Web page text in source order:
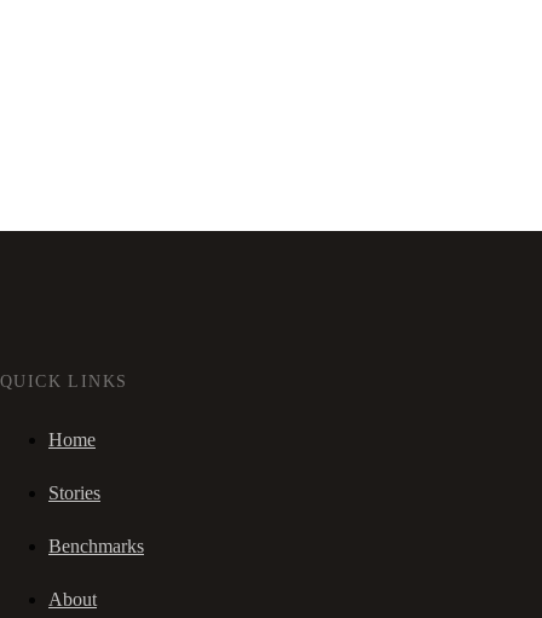
QUICK LINKS
Home
Stories
Benchmarks
About